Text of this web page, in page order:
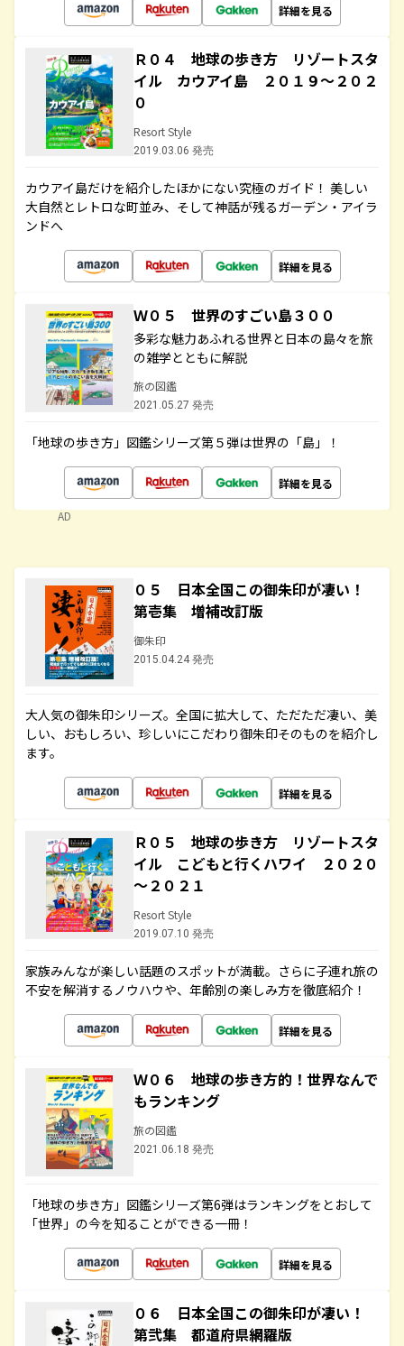
詳細を見る
Ｒ０４ 地球の歩き方 リゾートスタ
イル カウアイ島 ２０１９～２０２
０
Resort Style
2019.03.06 発売
カウアイ島だけを紹介したほかにない究極のガイド！ 美しい
大自然とレトロな町並み、そして神話が残るガーデン・アイラ
ンドへ
詳細を見る
Ｗ０５ 世界のすごい島３００
多彩な魅力あふれる世界と日本の島々を旅
の雑学とともに解説
旅の図鑑
2021.05.27 発売
「地球の歩き方」図鑑シリーズ第５弾は世界の「島」！
詳細を見る
AD
０５ 日本全国この御朱印が凄い！
第壱集 増補改訂版
御朱印
2015.04.24 発売
大人気の御朱印シリーズ。全国に拡大して、ただただ凄い、美
しい、おもしろい、珍しいにこだわり御朱印そのものを紹介し
ます。
詳細を見る
Ｒ０５ 地球の歩き方 リゾートスタ
イル こどもと行くハワイ ２０２０
～２０２１
Resort Style
2019.07.10 発売
家族みんなが楽しい話題のスポットが満載。さらに子連れ旅の
不安を解消するノウハウや、年齢別の楽しみ方を徹底紹介！
詳細を見る
Ｗ０６ 地球の歩き方的！世界なんで
もランキング
旅の図鑑
2021.06.18 発売
「地球の歩き方」図鑑シリーズ第6弾はランキングをとおして
「世界」の今を知ることができる一冊！
詳細を見る
０６ 日本全国この御朱印が凄い！
第弐集 都道府県網羅版